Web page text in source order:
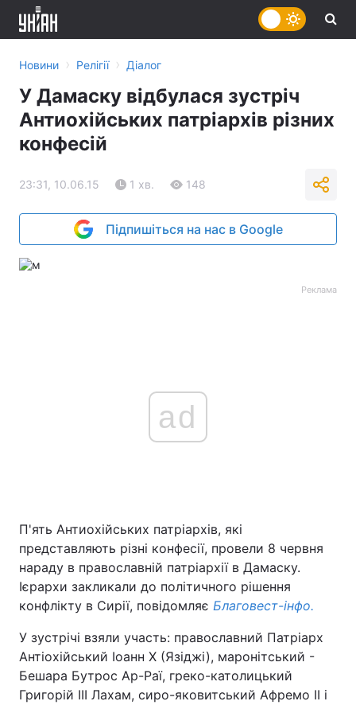
Новини › Релігії › Діалог
У Дамаску відбулася зустріч
Антиохійських патріархів різних
конфесій
23:31, 10.06.15 1 хв. 148
Підпишіться на нас в Google
Реклама
ad
П'ять Антиохійських патріархів, які
представляють різні конфесії, провели 8 червня
нараду в православній патріархії в Дамаску.
Ієрархи закликали до політичного рішення
конфлікту в Сирії, повідомляє Благовест-інфо.
У зустрічі взяли участь: православний Патріарх
Антіохійський Іоанн Х (Язіджі), маронітський -
Бешара Бутрос Ар-Раї, греко-католицький
Григорій III Лахам, сиро-яковитський Афремо II і